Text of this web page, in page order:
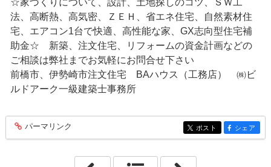
☆家づくりについて、設計、土地探しのコツ、ＳＷ工
法、高断熱、高気密、ＺＥＨ、省エネ住宅、自然素材住
宅、エアコン1台で快適、高性能な家、GX志向型住宅補
助金☆ 新築、注文住宅、リフォームの資金計画などの
ご相談は弊社までお気軽にお問合せ下さい
前橋市、伊勢崎市注文住宅 BAハウス（工務店） ㈱ビ
ルドアーク一級建築士事務所
entry379
パーマリンク entry379
ポスト entry379
シェア
「2025年6月 3日」